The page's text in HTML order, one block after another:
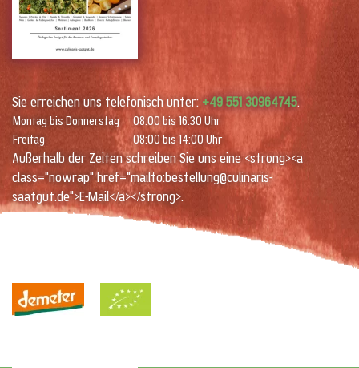
Sie erreichen uns telefonisch unter: +49 551 30964745.
Montag bis Donnerstag
08:00 bis 16:30 Uhr
Freitag
08:00 bis 14:00 Uhr
Außerhalb der Zeiten schreiben Sie uns eine <strong><a
class="nowrap" href="mailto:bestellung@culinaris-
saatgut.de">E-Mail</a></strong>.